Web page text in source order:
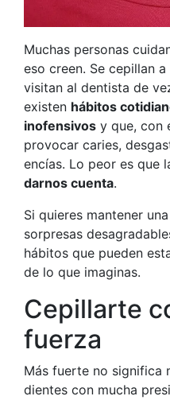
Muchas personas
eso creen. Se cepillan
visitan al dentista de
existen hábitos
inofensivos y que, con
provocar caries,
encías. Lo peor es que
darnos cuenta.
Si quieres mantener
sorpresas
hábitos que pueden
de lo que imaginas.
Cepillarte
fuerza
Más fuerte no significa
dientes con mucha